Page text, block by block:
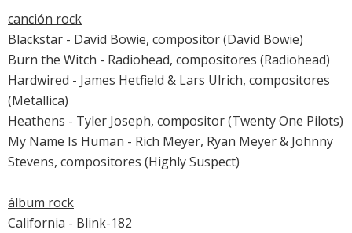
canción rock
Blackstar - David Bowie, compositor (David Bowie)
Burn the Witch - Radiohead, compositores (Radiohead)
Hardwired - James Hetfield & Lars Ulrich, compositores
(Metallica)
Heathens - Tyler Joseph, compositor (Twenty One Pilots)
My Name Is Human - Rich Meyer, Ryan Meyer & Johnny
Stevens, compositores (Highly Suspect)
álbum rock
California - Blink-182